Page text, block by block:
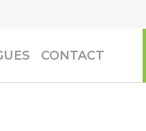
CONTACT